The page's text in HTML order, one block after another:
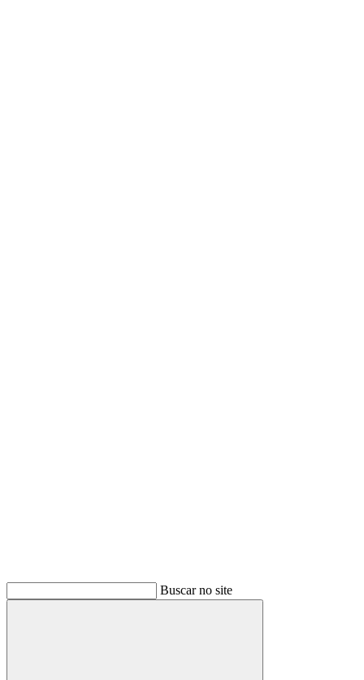
Buscar no site